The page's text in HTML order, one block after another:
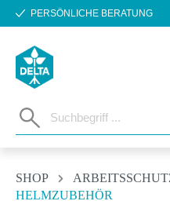
Zum Hauptinhalt springen
PERSÖNLICHE BERATUNG
SHOP
HELMZUBEHÖR